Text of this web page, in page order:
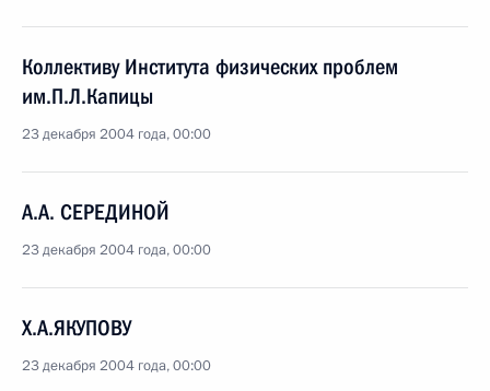
Коллективу Института физических проблем
им.П.Л.Капицы
23 декабря 2004 года, 00:00
А.А. СЕРЕДИНОЙ
23 декабря 2004 года, 00:00
Х.А.ЯКУПОВУ
23 декабря 2004 года, 00:00